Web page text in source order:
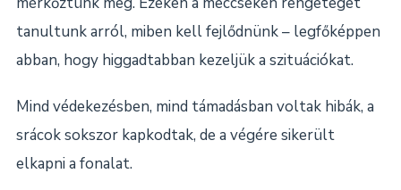
tanultunk arról, miben kell fejlődnünk – legfőképpen
abban, hogy higgadtabban kezeljük a szituációkat.
Mind védekezésben, mind támadásban voltak hibák, a
srácok sokszor kapkodtak, de a végére sikerült
elkapni a fonalat.